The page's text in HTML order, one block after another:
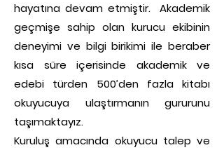
hayatına devam etmiştir. Akademik
geçmişe sahip olan kurucu ekibinin
deneyimi ve bilgi birikimi ile beraber
kısa süre içerisinde akademik ve
edebi türden 500’den fazla kitabı
okuyucuya ulaştırmanın gururunu
taşımaktayız.
Kuruluş amacında okuyucu talep ve